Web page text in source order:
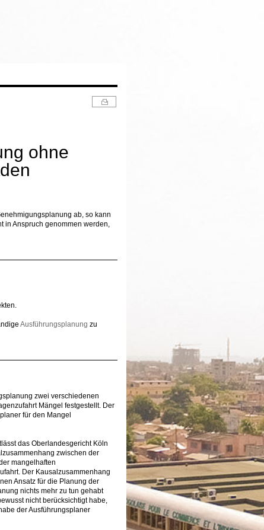
ohne
ab, so kann
in Anspruch genommen werden,
Ausführungsplanung zu
zwei verschiedenen
Mängel festgestellt. Der
für den Mangel
das Oberlandesgericht Köln
zwischen der
mangelhaften
Der Kausalzusammenhang
Ansatz für die Planung der
nichts mehr zu tun gehabt
nicht berücksichtigt habe,
der Ausführungsplaner